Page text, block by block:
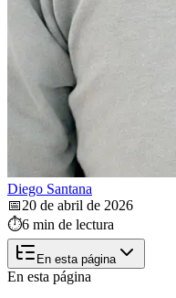
Diego Santana
📅20 de abril de 2026
⏱️6 min de lectura
En esta página
En esta página